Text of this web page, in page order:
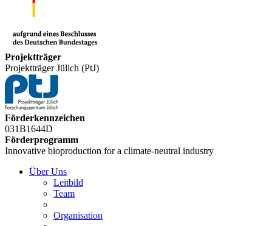
Projektträger
Projektträger Jülich (PtJ)
Förderkennzeichen
031B1644D
Förderprogramm
Innovative bioproduction for a climate-neutral industry
Über Uns
Leitbild
Team
Organisation